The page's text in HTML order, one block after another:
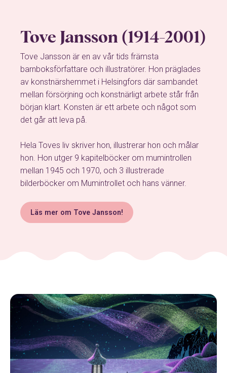
Tove Jansson (1914-2001)
Tove Jansson är en av vår tids främsta
barnboksförfattare och illustratörer. Hon präglades
av konstnärshemmet i Helsingfors där sambandet
mellan försörjning och konstnärligt arbete står från
början klart. Konsten är ett arbete och något som
det går att leva på.
Hela Toves liv skriver hon, illustrerar hon och målar
hon. Hon utger 9 kapitelböcker om mumintrollen
mellan 1945 och 1970, och 3 illustrerade
bilderböcker om Mumintrollet och hans vänner.
Läs mer om Tove Jansson!